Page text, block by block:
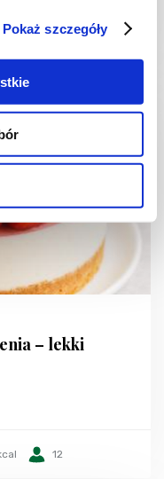
Pokaż szczegóły
– lekki
12